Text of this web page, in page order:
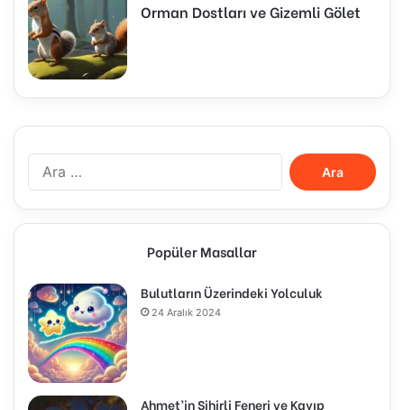
Orman Dostları ve Gizemli Gölet
Arama:
Popüler Masallar
Bulutların Üzerindeki Yolculuk
24 Aralık 2024
Ahmet’in Sihirli Feneri ve Kayıp